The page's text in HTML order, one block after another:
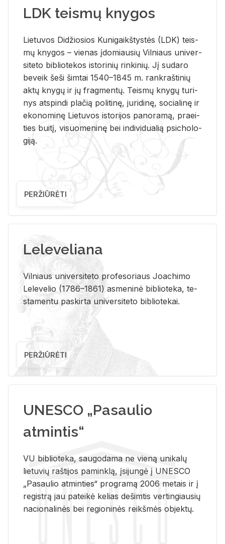
LDK teismų knygos
Lie­tu­vos Di­džio­sios Ku­ni­gaikš­tys­tės (LDK) teis­
mų kny­gos – vie­nas įdo­miau­sių Vil­niaus uni­ver­
si­te­to bi­b­lio­te­kos is­to­ri­nių rin­ki­nių. Jį su­da­ro
be­veik šeši šim­tai 1540–1845 m. rank­raš­ti­nių
aktų kny­gų ir jų frag­men­tų. Teis­mų kny­gų tu­ri­
nys at­spin­di pla­čią po­li­ti­nę, ju­ri­di­nę, so­cia­li­nę ir
eko­no­mi­nę Lie­tu­vos is­to­ri­jos pa­no­ra­mą, pra­ei­
ties bui­tį, vi­suo­me­ni­nę bei in­di­vi­dua­lią psi­cho­lo­
gi­ją.
PERŽIŪRĖTI
Leleveliana
Vil­niaus uni­ver­si­te­to pro­fe­so­riaus Jo­a­chi­mo
Le­le­ve­lio (1786–1861) as­me­ni­nė bi­b­lio­te­ka, te­
sta­men­tu pa­skir­ta uni­ver­si­te­to bi­b­lio­te­kai.
PERŽIŪRĖTI
UNESCO „Pasaulio
atmintis“
VU biblioteka, saugodama ne vieną unikalų
lietuvių raštijos paminklą, įsijungė į UNESCO
„Pasaulio atminties“ programą 2006 metais ir į
registrą jau pateikė kelias dešimtis vertingiausių
nacionalinės bei regioninės reikšmės objektų.